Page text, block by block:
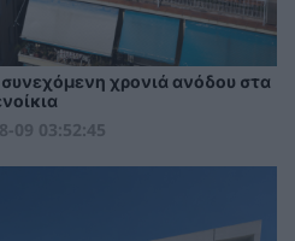
χρονιά ανόδου στα
09 03:52:45